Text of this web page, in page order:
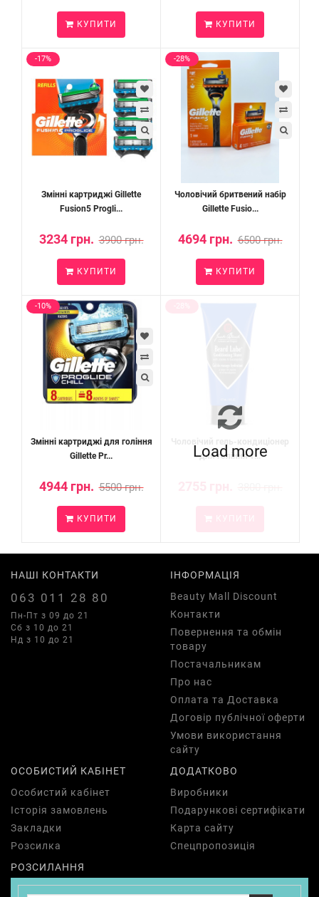
КУПИТИ КУПИТИ
-17%
Змінні картриджі Gillette
Fusion5 Progli...
3234 грн. 3900 грн.
КУПИТИ
-28%
Чоловічий бритвений набір
Gillette Fusio...
4694 грн. 6500 грн.
КУПИТИ
-10%
Змінні картриджі для гоління
Gillette Pr...
4944 грн. 5500 грн.
КУПИТИ
для гоління т...
Load more
НАШІ КОНТАКТИ
063 011 28 80
Пн-Пт з 09 до 21
Сб з 10 до 21
Нд з 10 до 21
ІНФОРМАЦІЯ
Beauty Mall Discount
Контакти
Повернення та обмін
товару
Постачальникам
Про нас
Оплата та Доставка
Договір публічної оферти
Умови використання
сайту
ОСОБИСТИЙ КАБІНЕТ
Особистий кабінет
Історія замовлень
Закладки
Розсилка
ДОДАТКОВО
Виробники
Подарункові сертифікати
Карта сайту
Спецпропозиція
РОЗСИЛАННЯ